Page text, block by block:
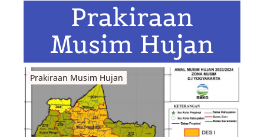
Prakiraan
Musim Hujan
Prakiraan Musim Hujan